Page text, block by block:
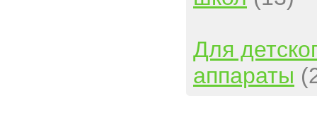
Для
аппараты